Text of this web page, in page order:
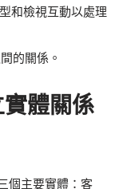
和檢視互動以處理
的關係。
體關係
個主要實體：客